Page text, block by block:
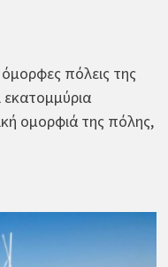
όμορφες πόλεις της
εκατομμύρια
ομορφιά της πόλης,